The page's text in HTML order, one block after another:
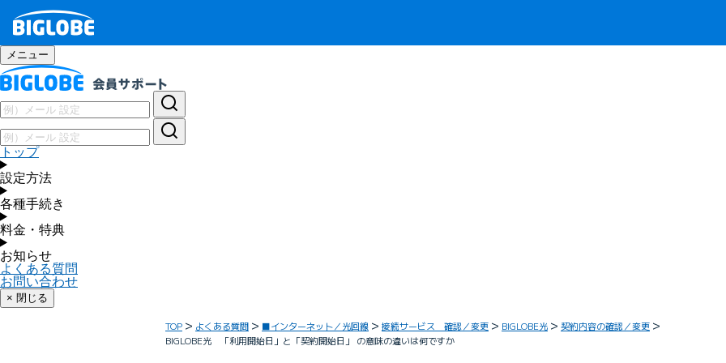
メニュー
トップ
設定方法
各種手続き
料金・特典
お知らせ
よくある質問
お問い合わせ
× 閉じる
TOP よくある質問 ■インターネット／光回線 接続サービス 確認／変更 BIGLOBE光
契約内容の確認／変更
BIGLOBE光 「利用開始日」と「契約開始日」 の意味の違いは何ですか